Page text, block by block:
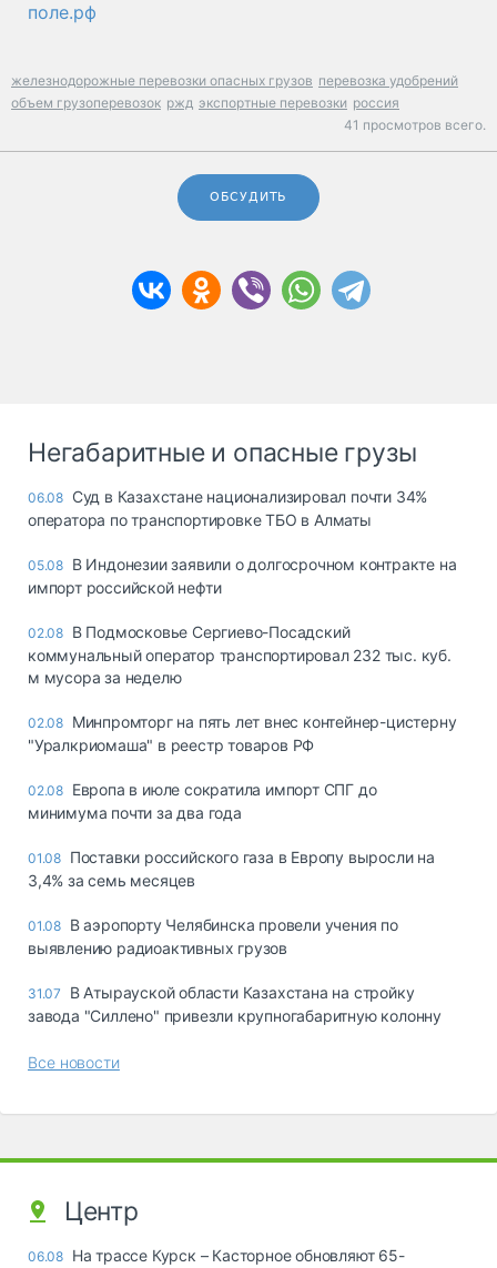
поле.рф
железнодорожные перевозки опасных грузов перевозка удобрений
объем грузоперевозок ржд экспортные перевозки россия
41 просмотров всего.
ОБСУДИТЬ
Негабаритные и опасные грузы
06.08 Суд в Казахстане национализировал почти 34%
оператора по транспортировке ТБО в Алматы
05.08 В Индонезии заявили о долгосрочном контракте на
импорт российской нефти
02.08 В Подмосковье Сергиево-Посадский
коммунальный оператор транспортировал 232 тыс. куб.
м мусора за неделю
02.08 Минпромторг на пять лет внес контейнер-цистерну
"Уралкриомаша" в реестр товаров РФ
02.08 Европа в июле сократила импорт СПГ до
минимума почти за два года
01.08 Поставки российского газа в Европу выросли на
3,4% за семь месяцев
01.08 В аэропорту Челябинска провели учения по
выявлению радиоактивных грузов
31.07
В Атырауской области Казахстана на стройку
завода "Силлено" привезли крупногабаритную колонну
Все новости
Центр
06.08 На трассе Курск – Касторное обновляют 65-